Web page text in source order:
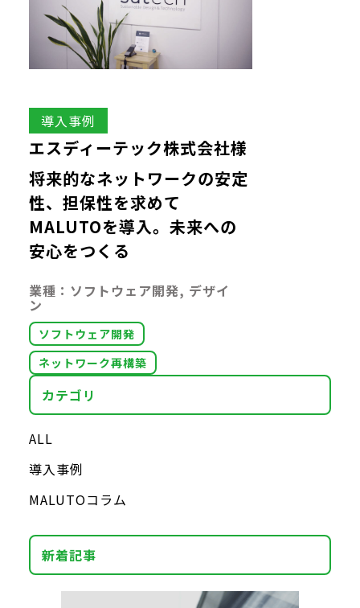
導入事例
エスディーテック株式会社様
将来的なネットワークの安定
性、担保性を求めて
MALUTOを導入。未来への
安心をつくる
業種：ソフトウェア開発, デザイ
ン
ソフトウェア開発
ネットワーク再構築
カテゴリ
ALL
導入事例
MALUTOコラム
新着記事